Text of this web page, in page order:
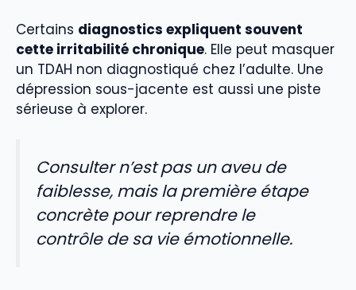
Certains diagnostics expliquent souvent
cette irritabilité chronique. Elle peut masquer
un TDAH non diagnostiqué chez l’adulte. Une
dépression sous-jacente est aussi une piste
sérieuse à explorer.
Consulter n’est pas un aveu de
faiblesse, mais la première étape
concrète pour reprendre le
contrôle de sa vie émotionnelle.